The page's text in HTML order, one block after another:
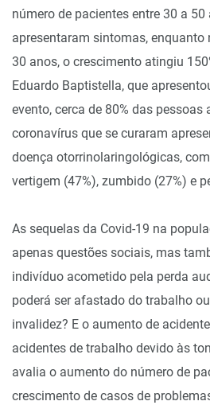
número de pacientes entre 30 a
apresentaram sintomas, enquanto
30 anos, o crescimento atingiu
Eduardo Baptistella, que
evento, cerca de 80% das pessoas
coronavírus que se curaram
doença otorrinolaringológicas,
vertigem (47%), zumbido (27%) e
As sequelas da Covid-19 na
apenas questões sociais, mas
indivíduo acometido pela perda
poderá ser afastado do trabalho
invalidez? E o aumento de
acidentes de trabalho devido às
avalia o aumento do número de
crescimento de casos de